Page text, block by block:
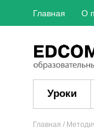
Главная О
Уроки
Главная /